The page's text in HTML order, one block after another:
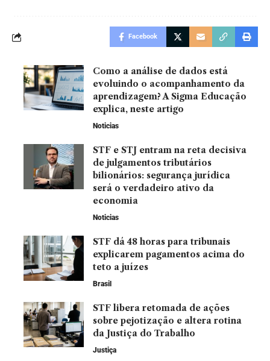
Facebook
Como a análise de dados está
evoluindo o acompanhamento da
aprendizagem? A Sigma Educação
explica, neste artigo
Noticias
STF e STJ entram na reta decisiva
de julgamentos tributários
bilionários: segurança jurídica
será o verdadeiro ativo da
economia
Noticias
STF dá 48 horas para tribunais
explicarem pagamentos acima do
teto a juízes
Brasil
STF libera retomada de ações
sobre pejotização e altera rotina
da Justiça do Trabalho
Justiça